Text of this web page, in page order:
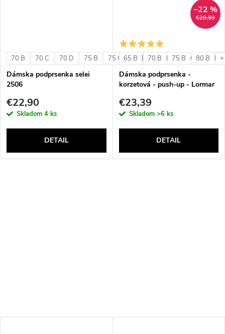
70 B 70 C 70 D 75 B 75 C 75 D 80 B 80 C 80 D
Dámska podprsenka selei
2506
€22,90
Skladom 4 ks
DETAIL
€29,99
–22 %
65 B 70 B 75 B 80 B
Dámska podprsenka -
korzetová - push-up - Lormar
€23,39
Skladom >6 ks
DETAIL